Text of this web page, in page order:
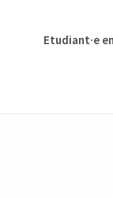
Etudiant·e